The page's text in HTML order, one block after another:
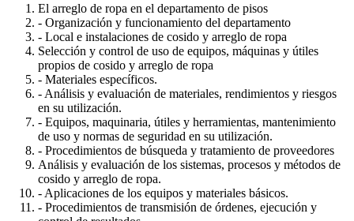
El arreglo de ropa en el departamento de pisos
- Organización y funcionamiento del departamento
- Local e instalaciones de cosido y arreglo de ropa
Selección y control de uso de equipos, máquinas y útiles
propios de cosido y arreglo de ropa
- Materiales específicos.
- Análisis y evaluación de materiales, rendimientos y riesgos
en su utilización.
- Equipos, maquinaria, útiles y herramientas, mantenimiento
de uso y normas de seguridad en su utilización.
- Procedimientos de búsqueda y tratamiento de proveedores
Análisis y evaluación de los sistemas, procesos y métodos de
cosido y arreglo de ropa.
- Aplicaciones de los equipos y materiales básicos.
- Procedimientos de transmisión de órdenes, ejecución y